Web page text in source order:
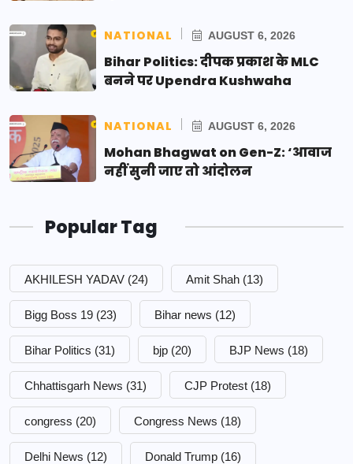
NATIONAL AUGUST 6, 2026
Bihar Politics: दीपक प्रकाश के MLC
बनने पर Upendra Kushwaha
NATIONAL AUGUST 6, 2026
Mohan Bhagwat on Gen-Z: ‘आवाज
नहीं सुनी जाए तो आंदोलन
Popular Tag
AKHILESH YADAV (24) Amit Shah (13)
Bigg Boss 19 (23) Bihar news (12)
Bihar Politics (31) bjp (20) BJP News (18)
Chhattisgarh News (31) CJP Protest (18)
congress (20) Congress News (18)
Delhi News (12) Donald Trump (16)